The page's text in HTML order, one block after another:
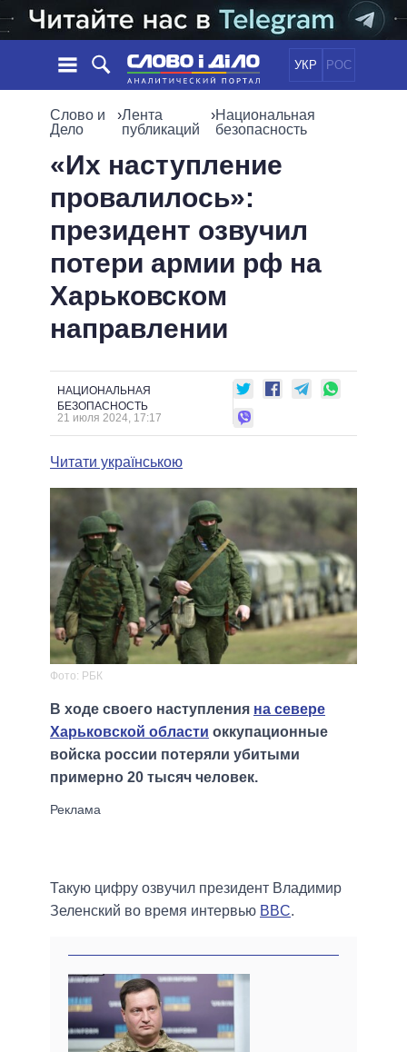
УКР РОС
НОВОСТИ
ЛЕНТА
СТАТЬИ
МНЕНИЯ
ОБЗОРЫ
ДАЙДЖЕСТЫ
ОБЩЕСТВО
МИР
ПОЛИТИКИ
ВСЕ ПОЛИТИКИ
ПРЕЗИДЕНТ И ОФИС
ВЕРХОВНАЯ РАДА
КАБИНЕТ МИНИСТРОВ
ГЛАВЫ ОБЛАДМИНИСТРАЦИЙ
МЭРЫ
ВСЕ ПЕРСОНЫ
ИНФОГРАФИКА
ВИДЕО
Слово и
Дело
›Лента
публикаций
›Национальная
безопасность
«Их наступление
провалилось»:
президент озвучил
потери армии рф на
Харьковском
направлении
НАЦИОНАЛЬНАЯ
БЕЗОПАСНОСТЬ
21 июля 2024, 17:17
Читати українською
Фото: РБК
В ходе своего наступления на севере
Харьковской области оккупационные
войска россии потеряли убитыми
примерно 20 тысяч человек.
Такую цифру озвучил президент Владимир
Зеленский во время интервью BBC.